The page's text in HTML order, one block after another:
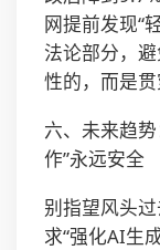
网提前发现“
法论部分，
性的，而是贯
六、未来趋
作”永远安全
别指望风头
求“强化AI生